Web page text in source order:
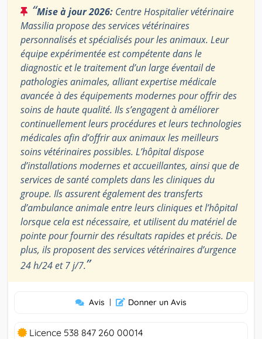
“Mise à jour 2026: Centre Hospitalier vétérinaire
Massilia propose des services vétérinaires
personnalisés et spécialisés pour les animaux. Leur
équipe expérimentée est compétente dans le
diagnostic et le traitement d’un large éventail de
pathologies animales, alliant expertise médicale
avancée à des équipements modernes pour offrir des
soins de haute qualité. Ils s’engagent à améliorer
continuellement leurs procédures et leurs technologies
médicales afin d’offrir aux animaux les meilleurs
soins vétérinaires possibles. L’hôpital dispose
d’installations modernes et accueillantes, ainsi que de
services de santé complets dans les cliniques du
groupe. Ils assurent également des transferts
d’ambulance animale entre leurs cliniques et l’hôpital
lorsque cela est nécessaire, et utilisent du matériel de
pointe pour fournir des résultats rapides et précis. De
plus, ils proposent des services vétérinaires d’urgence
24 h/24 et 7 j/7.”
Avis | Donner un Avis
Licence 538 847 260 00014